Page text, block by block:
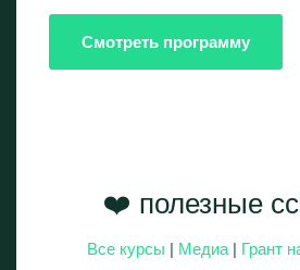
Смотреть программу
❤️ полезные
Все курсы | Медиа | Грант